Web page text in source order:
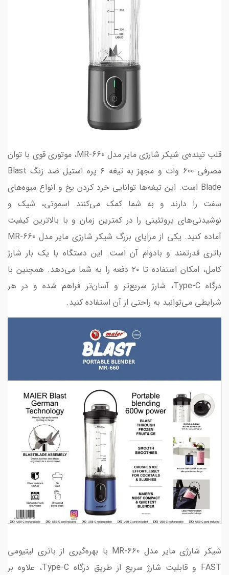
قلب تپنده‌ی شیکر شارژی مایر مدل MR-660، موتوری قوی با توان
مصرفی 600 وات و مجهز به تیغه ۶ پره استیل ضد زنگ Blast
Blade است. این تیغه‌ها توانایی خرد کردن یخ و انواع میوه‌های
سفت را دارند و به شما کمک می‌کنند اسموتی، شیک و
نوشیدنی‌های پروتئینی را در کمترین زمان و با بالاترین کیفیت
آماده کنید. یکی از مزایای بزرگ شیکر شارژی مایر مدل MR-660
باتری قدرتمند و بادوام آن است. این دستگاه با یک بار شارژ
کامل، امکان استفاده تا ۲۰ دفعه را به شما می‌دهد. همچنین با
درگاه Type-C، شارژ سریع‌تر و آسان‌تر فراهم شده و در هر
شرایطی می‌توانید به راحتی از آن استفاده کنید.
شیکر شارژی مایر مدل MR-660 با بهره‌گیری از باتری لیتیومی
FAST و قابلیت شارژ سریع از طریق درگاه Type-C، علاوه بر